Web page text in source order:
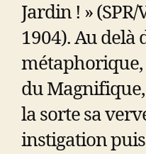
Jardin ! »
1904). Au delà
du
la sorte sa
instigation